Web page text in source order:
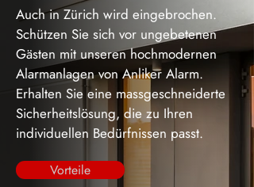
Auch in Zürich wird eingebrochen.
Schützen Sie sich vor ungebetenen
Gästen mit unseren hochmodernen
Alarmanlagen von Anliker Alarm.
Erhalten Sie eine massgeschneiderte
Sicherheitslösung, die zu Ihren
individuellen Bedürfnissen passt.
Vorteile